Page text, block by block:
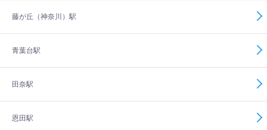
藤が丘（神奈川）駅
青葉台駅
田奈駅
恩田駅